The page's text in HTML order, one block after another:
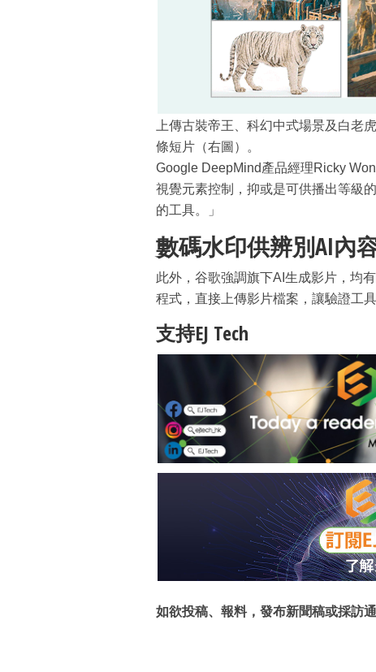
上傳古裝帝王、科幻中式場景及白老
條短片（右圖）。
Google DeepMind產品經理Ricky
視覺元素控制，抑或是可供播出等級
的工具。」
數碼水印供辨別AI內
此外，谷歌強調旗下AI生成影片，均
程式，直接上傳影片檔案，讓驗證工
支持EJ Tech
如欲投稿、報料，發布新聞稿或採訪通